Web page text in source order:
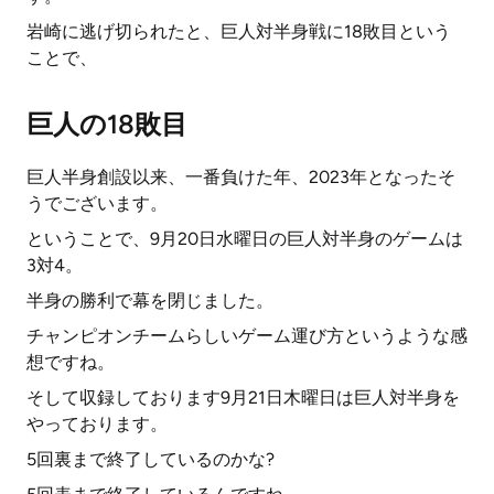
岩崎に逃げ切られたと、巨人対半身戦に18敗目という
ことで、
巨人の18敗目
巨人半身創設以来、一番負けた年、2023年となったそ
うでございます。
ということで、9月20日水曜日の巨人対半身のゲームは
3対4。
半身の勝利で幕を閉じました。
チャンピオンチームらしいゲーム運び方というような感
想ですね。
そして収録しております9月21日木曜日は巨人対半身を
やっております。
5回裏まで終了しているのかな?